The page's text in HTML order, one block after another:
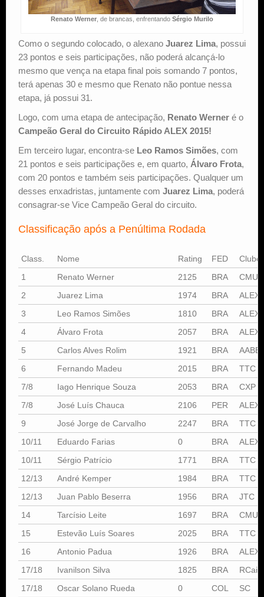
Renato Werner, de brancas, enfrentando Sérgio Murilo
Como o segundo colocado, o alexano Juarez Lima, possui
23 pontos e seis participações, não poderá alcançá-lo
mesmo que vença na etapa final pois somando 7 pontos,
terá apenas 30 e mesmo que Renato não pontue nessa
etapa, já possui 31.
Logo, com uma etapa de antecipação, Renato Werner é o
Campeão Geral do Circuito Rápido ALEX 2015!
Em terceiro lugar, encontra-se Leo Ramos Simões, com
21 pontos e seis participações e, em quarto, Álvaro Frota,
com 20 pontos e também seis participações. Qualquer um
desses enxadristas, juntamente com Juarez Lima, poderá
consagrar-se Vice Campeão Geral do circuito.
Classificação após a Penúltima Rodada
Class. Nome Rating FED
Clube
1
Renato Werner 2125 BRA
CMUN
2
Juarez Lima 1974 BRA
ALEX
3
Leo Ramos Simões 1810 BRA
ALEX
4
Álvaro Frota 2057 BRA
ALEX
5
Carlos Alves Rolim 1921 BRA
AABB
6
Fernando Madeu 2015 BRA
TTC
7/8
Iago Henrique Souza 2053 BRA
CXP
7/8
José Luís Chauca 2106 PER
ALEX
9
José Jorge de Carvalho 2247 BRA
TTC
10/11
Eduardo Farias 0 BRA
ALEX
10/11
Sérgio Patrício 1771 BRA
TTC
12/13
André Kemper 1984 BRA
TTC
12/13
Juan Pablo Beserra 1956 BRA
JTC
14
Tarcísio Leite 1697 BRA
CMUN
15
Estevão Luís Soares 2025 BRA
TTC
16
Antonio Padua 1926 BRA
ALEX
17/18
Ivanilson Silva 1825 BRA
17/18
Oscar Solano Rueda 0 COL
SC